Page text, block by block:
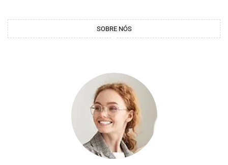
SOBRE NÓS